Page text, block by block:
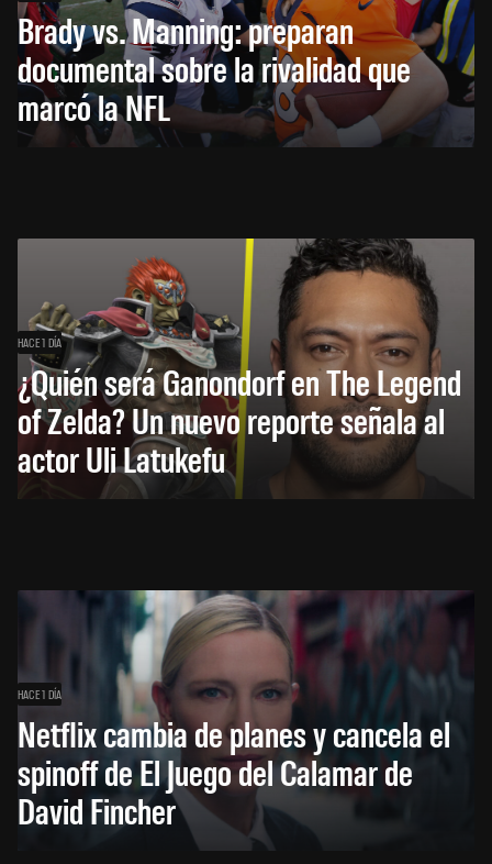
Brady vs. Manning: preparan
documental sobre la rivalidad que
marcó la NFL
HACE 1 DÍA
¿Quién será Ganondorf en The Legend
of Zelda? Un nuevo reporte señala al
actor Uli Latukefu
HACE 1 DÍA
Netflix cambia de planes y cancela el
spinoff de El Juego del Calamar de
David Fincher